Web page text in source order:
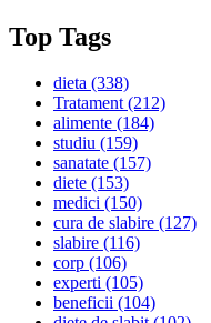
Top Tags
dieta (338)
Tratament(212)
alimente (184)
studiu (159)
sanatate (157)
diete (153)
medici (150)
cura de slabire (127)
slabire (116)
corp (106)
experti (105)
beneficii (104)